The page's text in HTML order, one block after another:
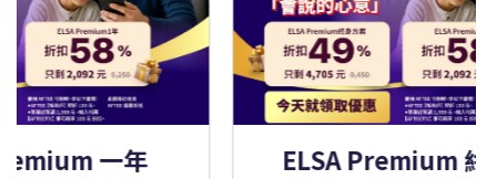
一年 ELSA Premium 終